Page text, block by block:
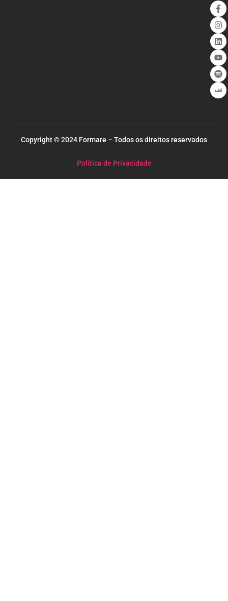
Copyright © 2024 Formare – Todos os direitos reservados
Política de Privacidade